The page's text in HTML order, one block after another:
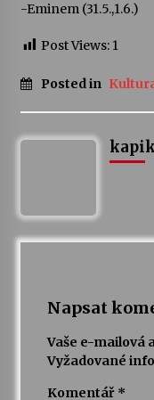
-Eminem (31.5.,1.6.)
Post Views: 1
Posted in
kapik
Napsat
Vaše e-mailová
Vyžadované
Komentář *